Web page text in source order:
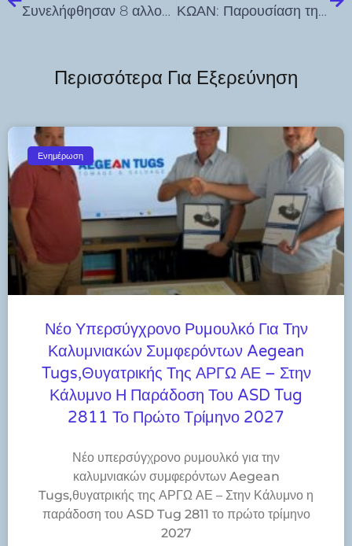
Συνελήφθησαν 8 αλλοδαποί για πλαστογραφία ταξιδιωτικών εγγράφων στην Κω ΚΩΑΝ: Παρουσίαση της έρευνας του Δρ. Σ. Βαρελά για την τουριστική προβολή και ανάπτυξη της Κω
Περισσότερα Για Εξερεύνηση
Ενημέρωση
Νέο Υπερσύγχρονο Ρυμουλκό Για Την
Καλυμνιακών Συμφερόντων Aegean
Tugs,θυγατρικής Της ΑΡΓΩ ΑΕ – Στην
Κάλυμνο Η Παράδοση Του ASD Tug
2811 Το Πρώτο Τρίμηνο 2027
Νέο υπερσύγχρονο ρυμουλκό για την
καλυμνιακών συμφερόντων Aegean
Tugs,θυγατρικής της ΑΡΓΩ ΑΕ – Στην Κάλυμνο η
παράδοση του ASD Tug 2811 το πρώτο τρίμηνο
2027